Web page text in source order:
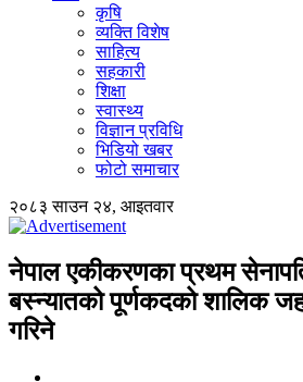
कृषि
व्यक्ति विशेष
साहित्य
सहकारी
शिक्षा
स्वास्थ्य
विज्ञान प्रविधि
भिडियो खबर
फोटो समाचार
२०८३ साउन २४, आइतवार
नेपाल एकीकरणका प्रथम
बस्न्यातको पूर्णकदको शालिक
गरिने